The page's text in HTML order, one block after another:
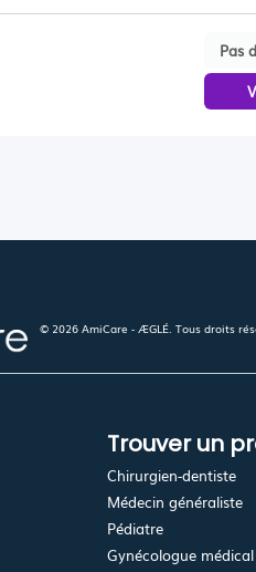
Pas
© 2026 AmiCare - ÆGLÉ. Tous droits
Trouver un
Chirurgien-dentiste
Médecin généraliste
Pédiatre
Gynécologue